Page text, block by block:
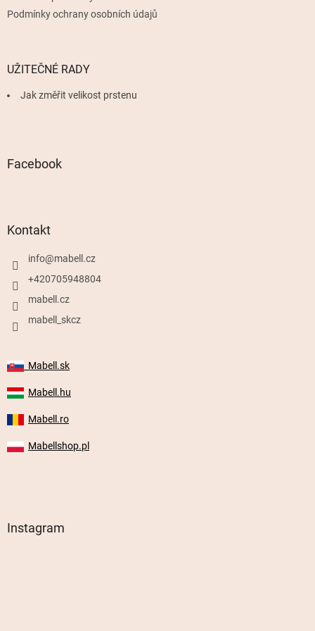
Podmínky ochrany osobních údajů
UŽITEČNÉ RADY
Jak změřit velikost prstenu
Facebook
Kontakt
info@mabell.cz
+420705948804
mabell.cz
mabell_skcz
Mabell.sk
Mabell.hu
Mabell.ro
Mabellshop.pl
Instagram